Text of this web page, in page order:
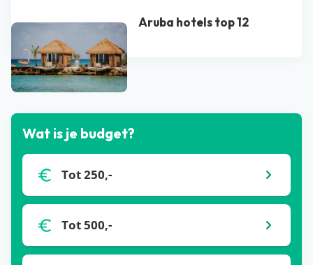
Aruba hotels top 12
Bekijk alle blogs
Wat is je budget?
Tot 250,-
Tot 500,-